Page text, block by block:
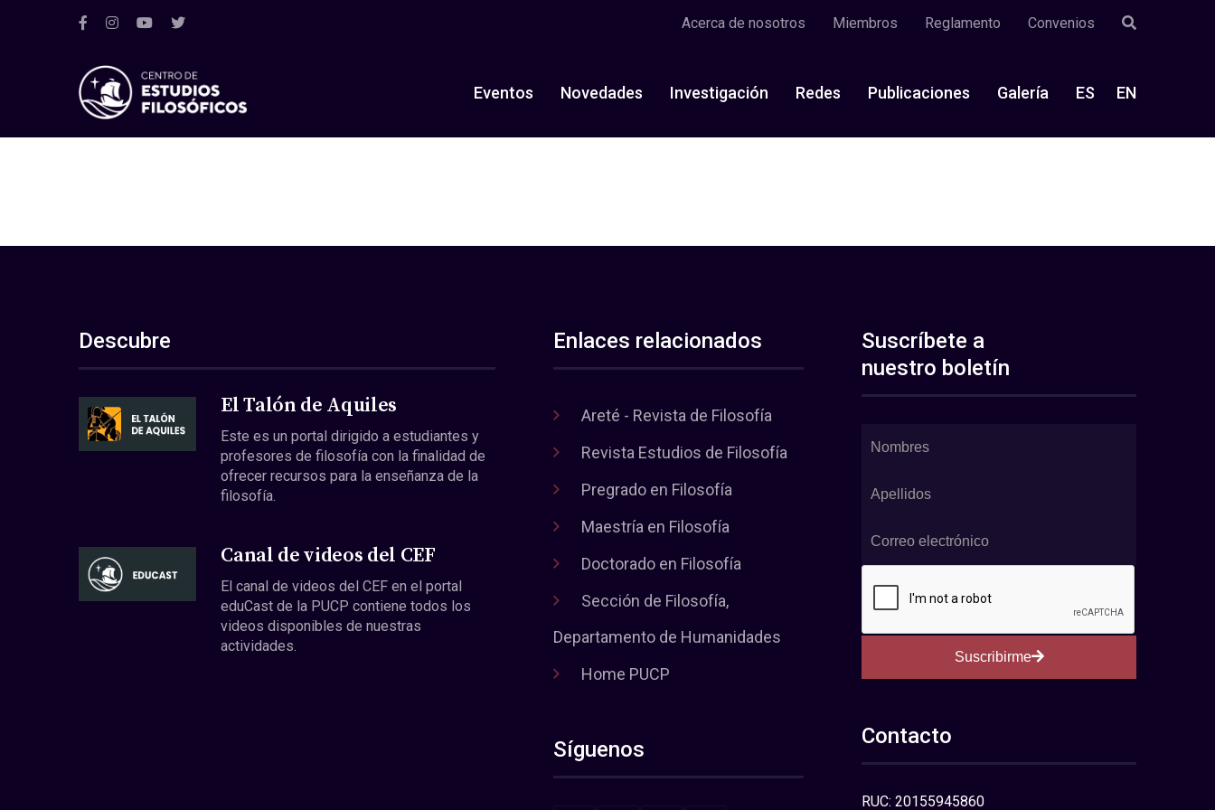
Acerca de nosotros Miembros Reglamento Convenios
Eventos Novedades Investigación Redes Publicaciones Galería ES EN
Descubre
El Talón de Aquiles
Este es un portal dirigido a estudiantes y
profesores de filosofía con la finalidad de
ofrecer recursos para la enseñanza de la
filosofía.
Canal de videos del CEF
El canal de videos del CEF en el portal
eduCast de la PUCP contiene todos los
videos disponibles de nuestras
actividades.
Enlaces relacionados
Areté - Revista de Filosofía
Revista Estudios de Filosofía
Pregrado en Filosofía
Maestría en Filosofía
Doctorado en Filosofía
Sección de Filosofía,
Departamento de Humanidades
Home PUCP
Síguenos
Suscríbete a
nuestro boletín
Suscribirme
Contacto
RUC: 20155945860